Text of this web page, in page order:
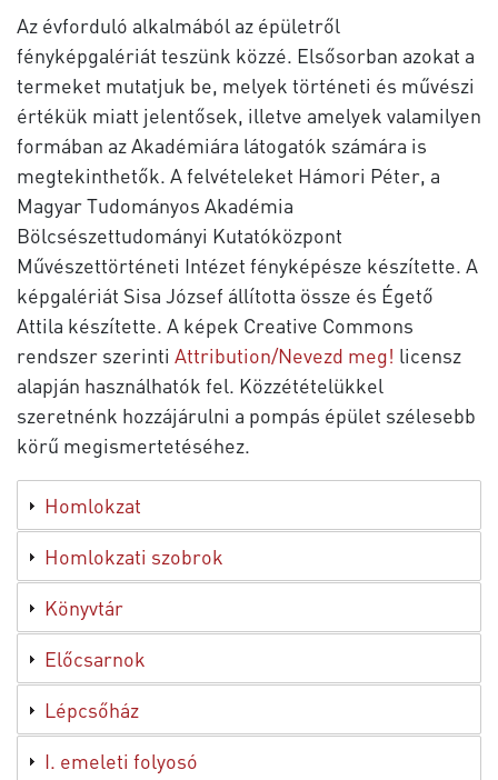
Az évforduló alkalmából az épületről
fényképgalériát teszünk közzé. Elsősorban azokat a
termeket mutatjuk be, melyek történeti és művészi
értékük miatt jelentősek, illetve amelyek valamilyen
formában az Akadémiára látogatók számára is
megtekinthetők. A felvételeket Hámori Péter, a
Magyar Tudományos Akadémia
Bölcsészettudományi Kutatóközpont
Művészettörténeti Intézet fényképésze készítette. A
képgalériát Sisa József állította össze és Égető
Attila készítette. A képek Creative Commons
rendszer szerinti Attribution/Nevezd meg! licensz
alapján használhatók fel. Közzétételükkel
szeretnénk hozzájárulni a pompás épület szélesebb
körű megismertetéséhez.
Homlokzat
Homlokzati szobrok
Könyvtár
Előcsarnok
Lépcsőház
I. emeleti folyosó